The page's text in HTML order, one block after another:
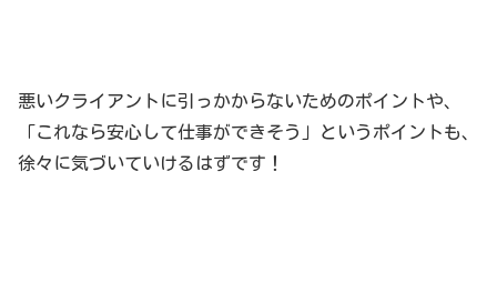
悪いクライアントに引っかからないためのポイントや、
「これなら安心して仕事ができそう」というポイントも、
徐々に気づいていけるはずです！